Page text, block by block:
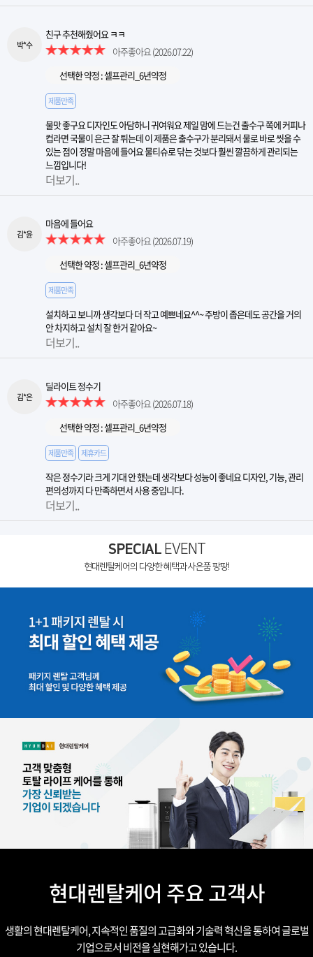
박*수
친구 추천해줬어요 ㅋㅋ
아주좋아요(2026.07.22)
선택한 약정 : 셀프관리_6년약정
제품만족
물맛 좋구요 디자인도 아담하니 귀여워요 제일 맘에 드는건 출수구 쪽에 커피나
컵라면 국물이 은근 잘 튀는데 이 제품은 출수구가 분리돼서 물로 바로 씻을 수
있는 점이 정말 마음에 들어요 물티슈로 닦는 것보다 훨씬 깔끔하게 관리되는
느낌입니다!
더보기..
김*윤
마음에 들어요
아주좋아요(2026.07.19)
선택한 약정 : 셀프관리_6년약정
제품만족
설치하고 보니까 생각보다 더 작고 예쁘네요^^~ 주방이 좁은데도 공간을 거의
안 차지하고 설치 잘 한거 같아요~
더보기..
김*은
딜라이트 정수기
아주좋아요(2026.07.18)
선택한 약정 : 셀프관리_6년약정
제품만족 제휴카드
작은 정수기라 크게 기대 안 했는데 생각보다 성능이 좋네요 디자인, 기능, 관리
편의성까지 다 만족하면서 사용 중입니다.
더보기..
SPECIALEVENT
현대렌탈케어의 다양한 혜택과 사은품 팡팡!
현대렌탈케어 주요 고객사
생활의 현대렌탈케어, 지속적인 품질의 고급화와 기술력 혁신을 통하여 글로벌
기업으로서 비전을 실현해가고 있습니다.